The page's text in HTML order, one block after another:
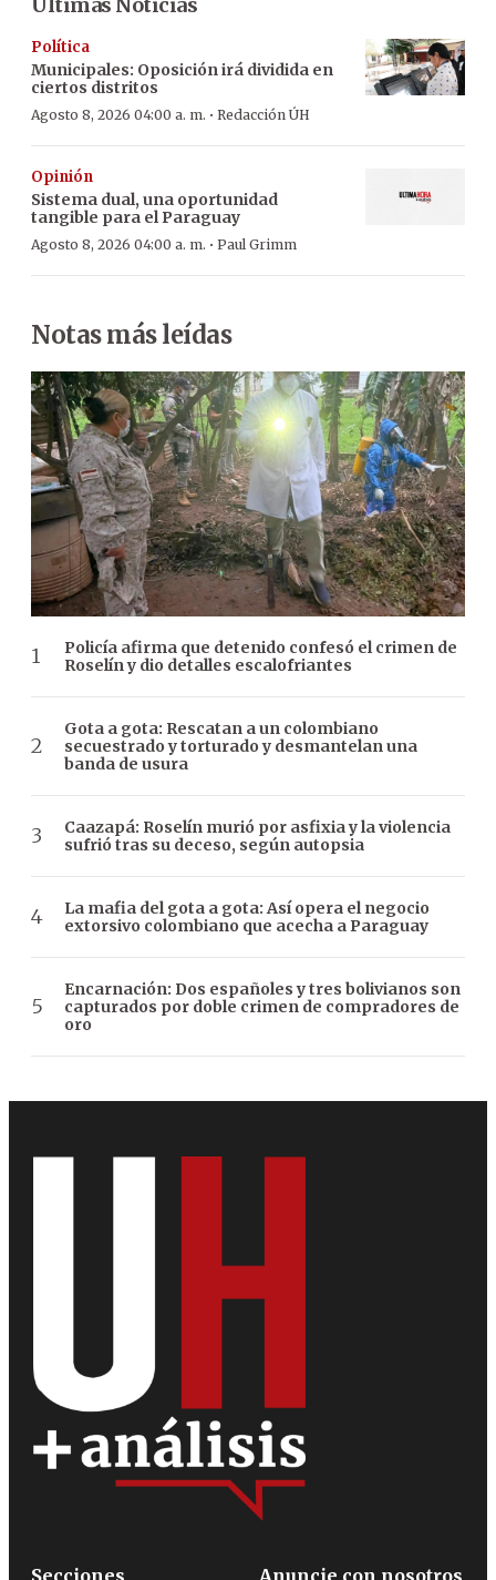
Política
Municipales: Oposición irá dividida en
ciertos distritos
Agosto 8, 2026 04:00 a. m. · Redacción ÚH
Opinión
Sistema dual, una oportunidad
tangible para el Paraguay
Agosto 8, 2026 04:00 a. m. · Paul Grimm
Notas más leídas
Policía afirma que detenido confesó el crimen de
Roselín y dio detalles escalofriantes
Gota a gota: Rescatan a un colombiano
secuestrado y torturado y desmantelan una
banda de usura
Caazapá: Roselín murió por asfixia y la violencia
sufrió tras su deceso, según autopsia
La mafia del gota a gota: Así opera el negocio
extorsivo colombiano que acecha a Paraguay
Encarnación: Dos españoles y tres bolivianos son
capturados por doble crimen de compradores de
oro